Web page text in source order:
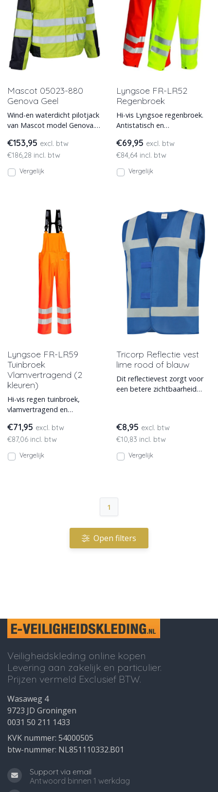
Mascot 05023-880
Genova Geel
Wind-en waterdicht pilotjack
van Mascot model Genova.
verticale en horiz
€153,95 excl. btw
€186,28 incl. btw
Vergelijk
Lyngsoe FR-LR52
Regenbroek
Hi-vis Lyngsoe regenbroek.
Antistatisch en
€69,95 excl. btw
€84,64 incl. btw
Vergelijk
Lyngsoe FR-LR59
Tuinbroek
Vlamvertragend (2
kleuren)
Hi-vis regen tuinbroek,
vlamvertragend en
leverbaar
€71,95 excl. btw
€87,06 incl. btw
Vergelijk
Tricorp Reflectie vest
lime rood of blauw
Dit reflectievest zorgt voor
een betere zichtbaarheid
€8,95 excl. btw
€10,83 incl. btw
Vergelijk
1
Open filters
Veiligheidskleding online kopen
Levering aan zakelijk en particulier.
Prijzen vermeld Exclusief BTW.
Wasaweg 4
9723 JD Groningen
0031 50 211 1433
KVK nummer: 54000505
btw-nummer: NL851110332.B01
Support via email
Antwoord binnen 1 werkdag